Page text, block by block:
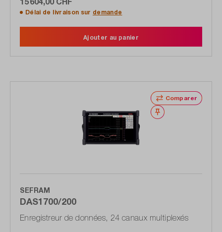
Délai de livraison sur demande
Ajouter au panier
Comparer
Noter
SEFRAM
DAS1700/200
Enregistreur de données, 24 canaux multiplexés